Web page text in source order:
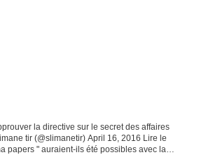
la directive sur le secret des affaires
tir (@slimanetir) April 16, 2016 Lire le
papers " auraient-ils été possibles avec la